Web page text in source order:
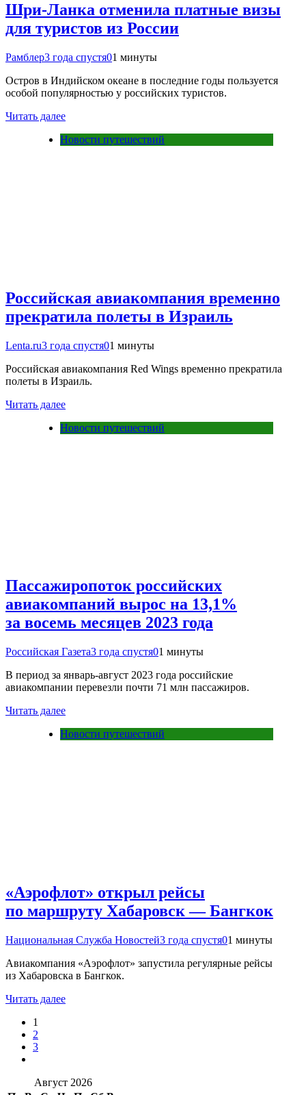
Шри-Ланка отменила платные визы
для туристов из России
Рамблер3 года спустя01 минуты
Остров в Индийском океане в последние годы пользуется
особой популярностью у российских туристов.
Читать далее
Новости путешествий
Российская авиакомпания временно
прекратила полеты в Израиль
Lenta.ru3 года спустя01 минуты
Российская авиакомпания Red Wings временно прекратила
полеты в Израиль.
Читать далее
Новости путешествий
Пассажиропоток российских
авиакомпаний вырос на 13,1%
за восемь месяцев 2023 года
Российская Газета3 года спустя01 минуты
В период за январь-август 2023 года российские
авиакомпании перевезли почти 71 млн пассажиров.
Читать далее
Новости путешествий
«Аэрофлот» открыл рейсы
по маршруту Хабаровск — Бангкок
Национальная Служба Новостей3 года спустя01 минуты
Авиакомпания «Аэрофлот» запустила регулярные рейсы
из Хабаровска в Бангкок.
Читать далее
1
2
3
Август 2026